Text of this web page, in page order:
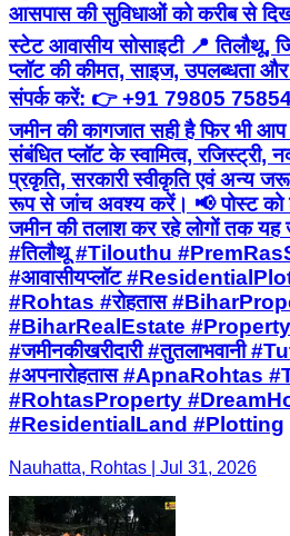
आसपास की सुविधाओं को करीब से
स्टेट आवासीय सोसाइटी 📍 तिलौथू,
प्लॉट की कीमत, साइज, उपलब्धता
संपर्क करें: 👉 +91 79805 75854
जमीन की कागजात सही है फिर भी
संबंधित प्लॉट के स्वामित्व, रजिस्ट्री,
प्रकृति, सरकारी स्वीकृति एवं अन्य
रूप से जांच अवश्य करें। 📢 पोस्ट को
जमीन की तलाश कर रहे लोगों तक यह
#तिलौथू #Tilouthu
#आवासीयप्लॉट
#Rohtas #रोहतास
#BiharRealEstate
#जमीनकीखरीदारी #तुतलाभवानी
#अपनारोहतास #ApnaRohtas
#RohtasProperty
#ResidentialLand #Plotting
Nauhatta, Rohtas | Jul 31, 2026